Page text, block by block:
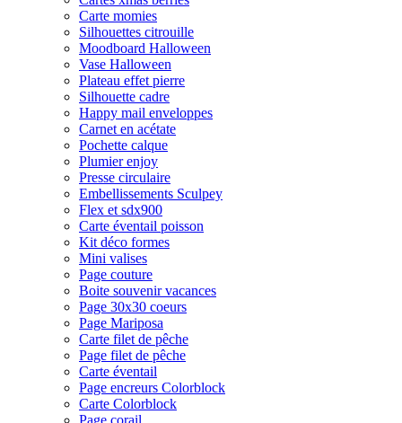
Carte momies
Silhouettes citrouille
Moodboard Halloween
Vase Halloween
Plateau effet pierre
Silhouette cadre
Happy mail enveloppes
Carnet en acétate
Pochette calque
Plumier enjoy
Presse circulaire
Embellissements Sculpey
Flex et sdx900
Carte éventail poisson
Kit déco formes
Mini valises
Page couture
Boite souvenir vacances
Page 30x30 coeurs
Page Mariposa
Carte filet de pêche
Page filet de pêche
Carte éventail
Page encreurs Colorblock
Carte Colorblock
Page corail